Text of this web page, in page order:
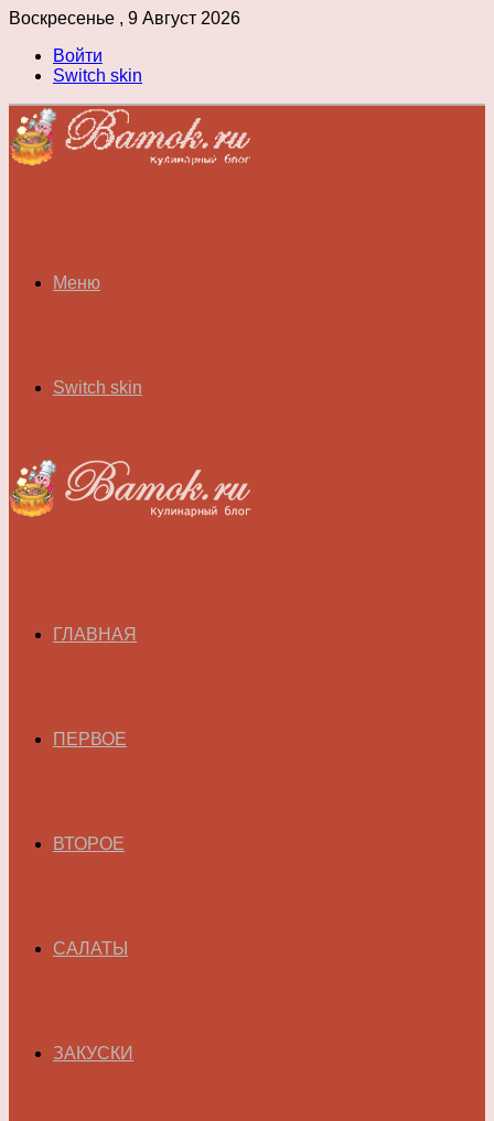
Воскресенье , 9 Август 2026
Войти
Switch skin
Меню
Switch skin
ГЛАВНАЯ
ПЕРВОЕ
ВТОРОЕ
САЛАТЫ
ЗАКУСКИ